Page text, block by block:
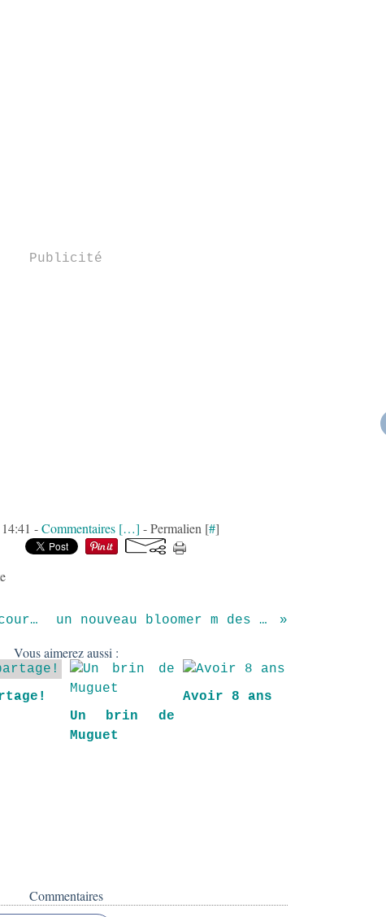
Publicité
-Commentaires […] - Permalien [#]
Une jupe-culotte courte à flamants roses un nouveau bloomer m des Petites Filles Modèles
Vous aimerez aussi :
Un brin de
Muguet
Avoir 8 ans
Commentaires